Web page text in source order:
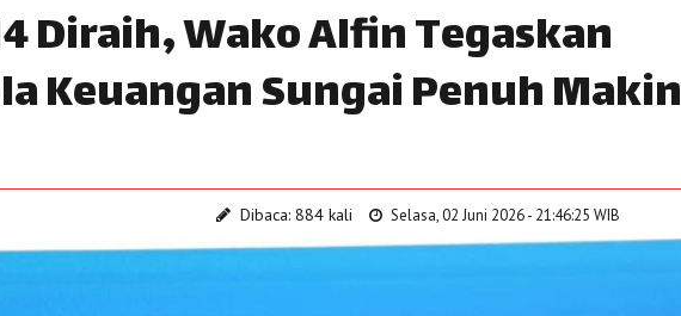
Diraih, Wako Alfin Tegaskan
Keuangan Sungai Penuh Makin
Dibaca: 884 kali Selasa, 02 Juni 2026 - 21:46:25 WIB